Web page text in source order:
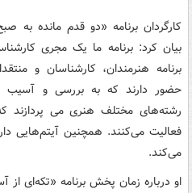
کارگردان برنامه «دو قدم مانده به
بیان کرد: برنامه ما یک مجری
برنامه هنرمندان، کارشناسان و
حضور دارند که به بررسی و
رشته‌های مختلف هنری می پردازند
فعالیت می‌کنند. همچنین آیتم‌هایی
می‌کند.